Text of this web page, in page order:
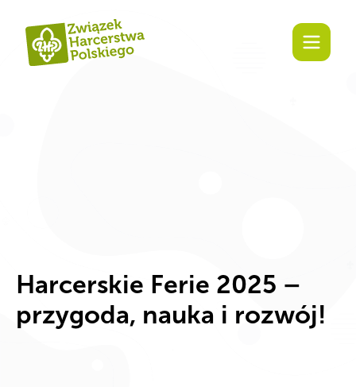
Harcerskie Ferie 2025 –
przygoda, nauka i rozwój!